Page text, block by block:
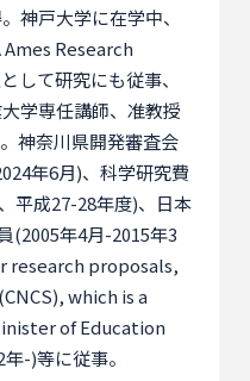
神戸大学に在学中、
Research
して研究にも従事、
学専任講師、准教授
神奈川県開発審査会
年6月)、科学研究費
平成27-28年度)、日本
(2005年4月-2015年3
research proposals,
which is a
of Education
-)等に従事。